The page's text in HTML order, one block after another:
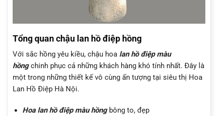
Tổng quan chậu lan hồ điệp hồng
Với sắc hồng yêu kiều, chậu hoa lan hồ điệp màu
hồngchinh phục cả những khách hàng khó tính nhất. Đây là
một trong những thiết kế vô cùng ấn tượng tại siêu thị Hoa
Lan Hồ Điệp Hà Nội.
Hoa lan hồ điệp màu hồngbông to, đẹp